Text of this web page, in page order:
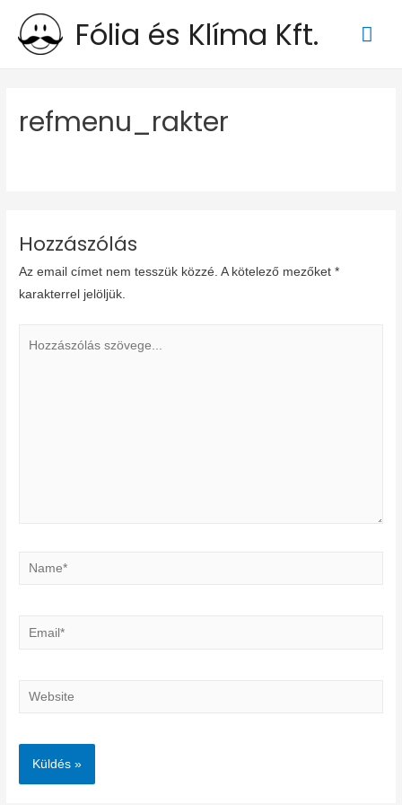
Fólia és Klíma Kft.
refmenu_rakter
Hozzászólás
Az email címet nem tesszük közzé. A kötelező mezőket*
karakterrel jelöljük.
Name*
Email*
Website